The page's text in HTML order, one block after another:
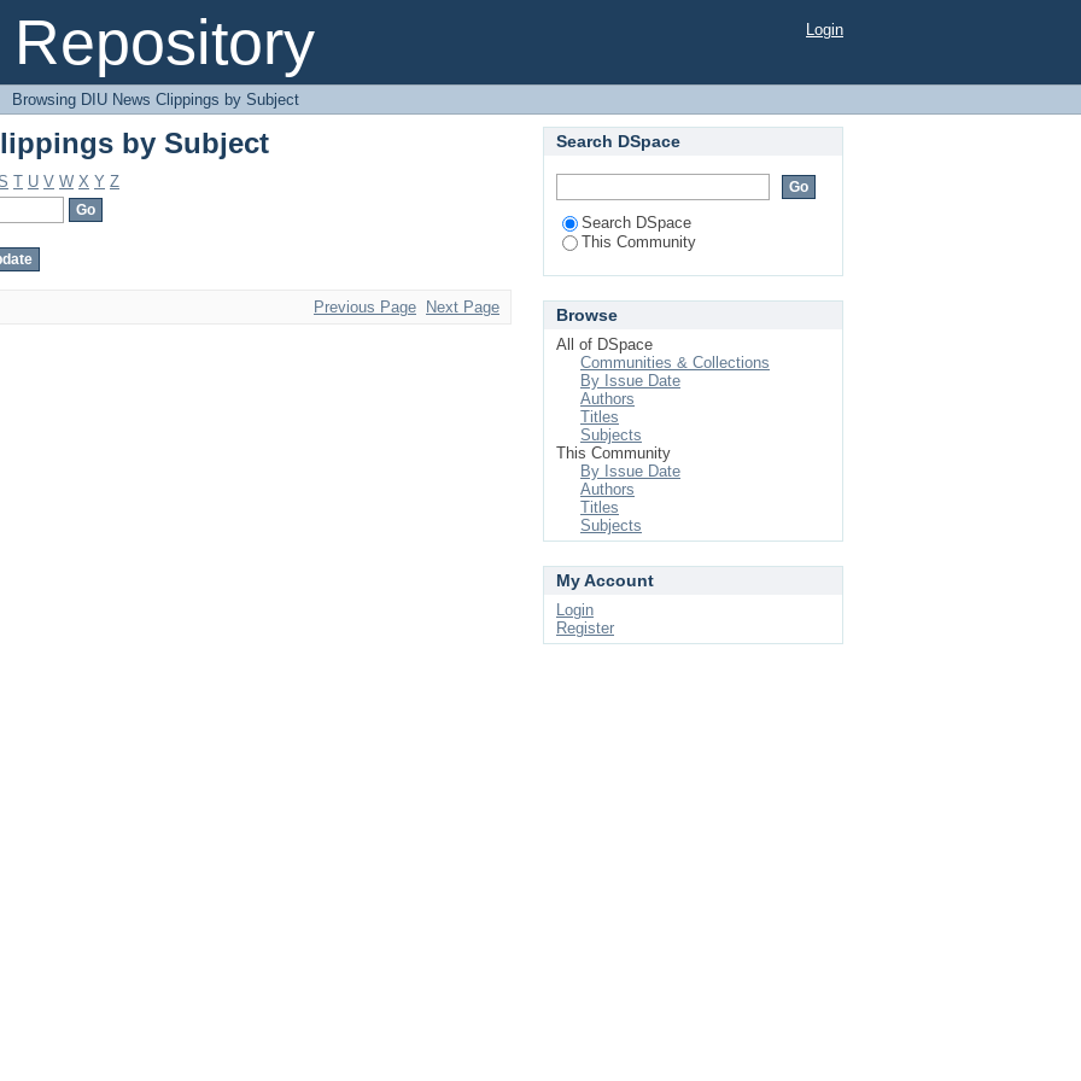
by Subject Login
Browsing DIU News Clippings by Subject
by Subject
T U V W X Y Z
Previous Page Next Page
Search DSpace
Search DSpace
This Community
Browse
All of DSpace
Communities & Collections
By Issue Date
Authors
Titles
Subjects
This Community
By Issue Date
Authors
Titles
Subjects
My Account
Login
Register